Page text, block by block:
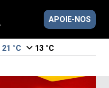
APOIE-NOS
21 °C 13 °C